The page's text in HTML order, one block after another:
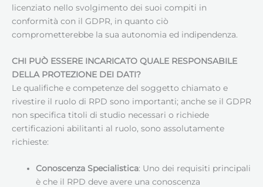
licenziato nello svolgimento dei suoi compiti in
conformità con il GDPR, in quanto ciò
comprometterebbe la sua autonomia ed indipendenza.
CHI PUÒ ESSERE INCARICATO QUALE RESPONSABILE
DELLA PROTEZIONE DEI DATI?
Le qualifiche e competenze del soggetto chiamato e
rivestire il ruolo di RPD sono importanti; anche se il GDPR
non specifica titoli di studio necessari o richiede
certificazioni abilitanti al ruolo, sono assolutamente
richieste:
Conoscenza Specialistica: Uno dei requisiti principali
è che il RPD deve avere una conoscenza